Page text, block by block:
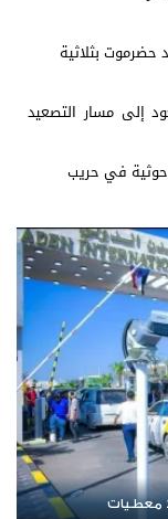
حضرموت بثلاثية
إلى مسار التصعيد
حوثية في حريب
في قناة الواتساب لـ